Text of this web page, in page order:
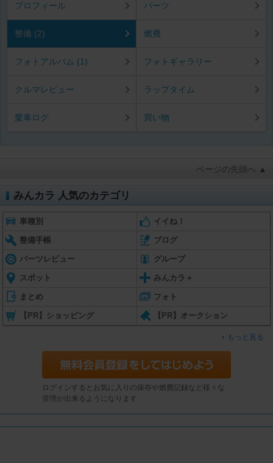
プロフィール パーツ
整備 (2) 燃費
フォトアルバム (1) フォトギャラリー
クルマレビュー ラップタイム
愛車ログ 買い物
ページの先頭へ ▲
みんカラ 人気のカテゴリ
車種別 イイね！
整備手帳 ブログ
パーツレビュー グループ
スポット みんカラ＋
まとめ フォト
【PR】ショッピング 【PR】オークション
もっと見る
ログインするとお気に入りの保存や燃費記録など様々な
管理が出来るようになります